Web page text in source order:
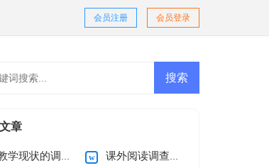
会员登录
会员注册
章
学现状的调查报告 课外阅读调查报告